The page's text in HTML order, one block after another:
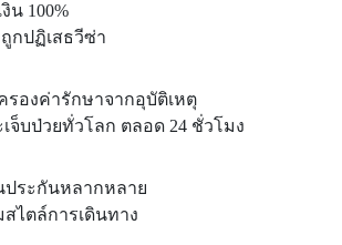
น 100%
ถูกปฏิเสธวีซ่า
รองค่ารักษาจากอุบัติเหตุ
เจ็บป่วยทั่วโลก ตลอด 24 ชั่วโมง
ประกันหลากหลาย
สไตล์การเดินทาง